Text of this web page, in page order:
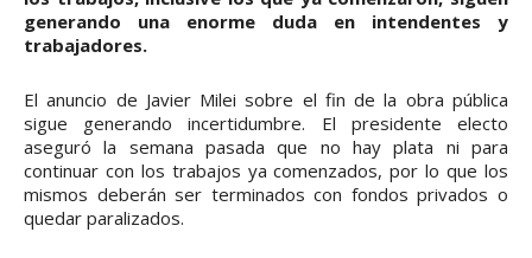
generando una enorme duda en intendentes y
trabajadores.
El anuncio de Javier Milei sobre el fin de la obra pública
sigue generando incertidumbre. El presidente electo
aseguró la semana pasada que no hay plata ni para
continuar con los trabajos ya comenzados, por lo que los
mismos deberán ser terminados con fondos privados o
quedar paralizados.